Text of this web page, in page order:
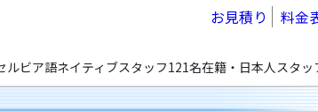
お見積り 料金
ルビア語ネイティブスタッフ121名在籍・日本人スタッ